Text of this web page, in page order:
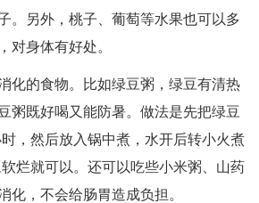
。另外，桃子、葡萄等水果也可以多
对身体有好处。
的食物。比如绿豆粥，绿豆有清热
粥既好喝又能防暑。做法是先把绿豆
，然后放入锅中煮，水开后转小火煮
烂就可以。还可以吃些小米粥、山药
化，不会给肠胃造成负担。